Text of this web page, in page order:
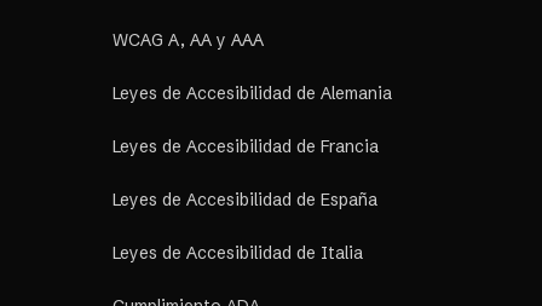
WCAG A, AA y AAA
Leyes de Accesibilidad de Alemania
Leyes de Accesibilidad de Francia
Leyes de Accesibilidad de España
Leyes de Accesibilidad de Italia